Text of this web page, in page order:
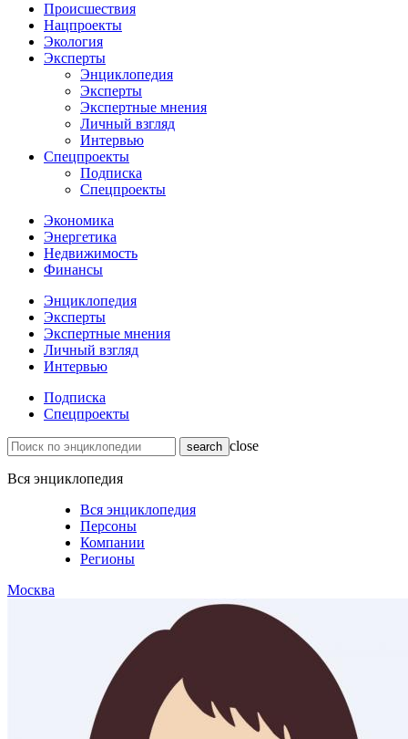
Происшествия
Нацпроекты
Экология
Эксперты
Энциклопедия
Эксперты
Экспертные мнения
Личный взгляд
Интервью
Спецпроекты
Подписка
Спецпроекты
Экономика
Энергетика
Недвижимость
Финансы
Энциклопедия
Эксперты
Экспертные мнения
Личный взгляд
Интервью
Подписка
Спецпроекты
close
Вся энциклопедия
Вся энциклопедия
Персоны
Компании
Регионы
Москва